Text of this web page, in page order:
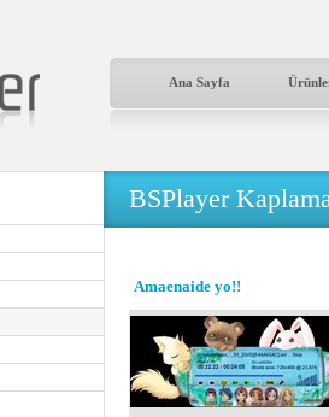
Ana Sayfa
BSPlayer
Amaenaide yo!!